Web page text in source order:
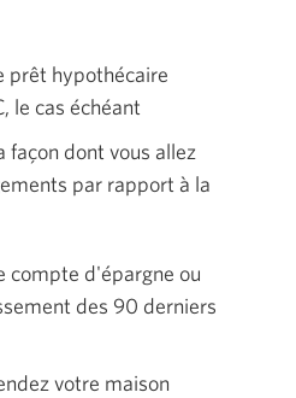
prêt hypothécaire
le cas échéant
façon dont vous allez
par rapport à la
compte d'épargne ou
des 90 derniers
votre maison